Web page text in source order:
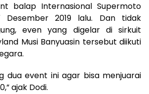
balap Internasional Supermoto
2019 lalu. Dan tidak
even yang digelar di sirkuit
Musi Banyuasin tersebut diikuti
dua event ini agar bisa menjuarai
ajak Dodi.